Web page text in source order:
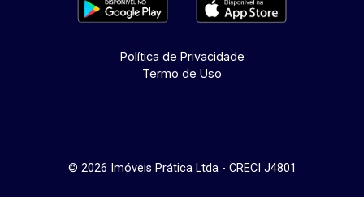
Política de Privacidade
Termo de Uso
© 2026 Imóveis Prática Ltda - CRECI J4801